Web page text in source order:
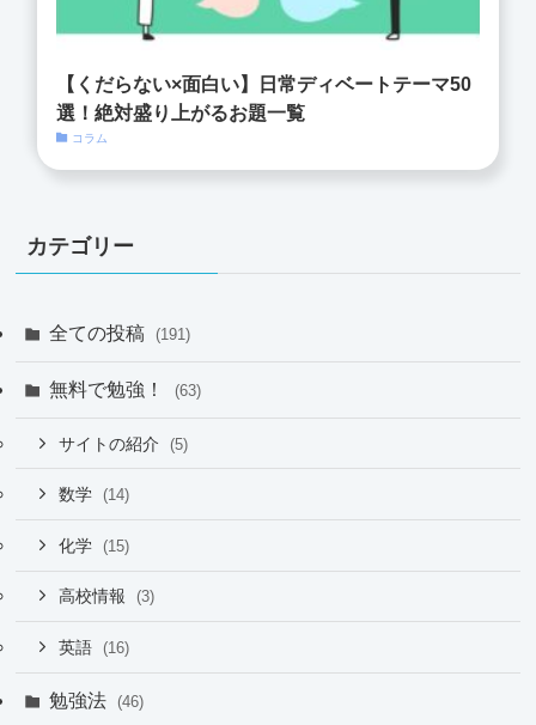
【くだらない×面白い】日常ディベートテーマ50
選！絶対盛り上がるお題一覧
コラム
カテゴリー
全ての投稿 (191)
無料で勉強！ (63)
サイトの紹介 (5)
数学 (14)
化学 (15)
高校情報 (3)
英語 (16)
勉強法 (46)